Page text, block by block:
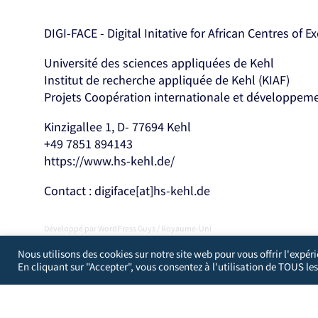
DIGI-FACE - Digital Initative for African Centres of
Université des sciences appliquées de Kehl
Institut de recherche appliquée de Kehl (KIAF)
Projets Coopération internationale et
Kinzigallee 1, D- 77694 Kehl
+49 7851 894143
https://www.hs-kehl.de/
Contact : digiface[at]hs-kehl.de
Développé par WordPress Guys / Royaume-Uni
Nous utilisons des cookies sur notre site web pour vous offrir
En cliquant sur "Accepter", vous consentez à l'utilisation de TOUS